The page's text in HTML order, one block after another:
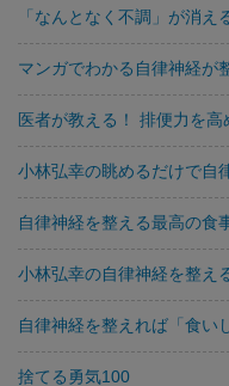
「なんとなく不調」が消え
マンガでわかる自律神経が
医者が教える！ 排便力を
小林弘幸の眺めるだけで自
自律神経を整える最高の食
小林弘幸の自律神経を整え
自律神経を整えれば「食い
捨てる勇気100